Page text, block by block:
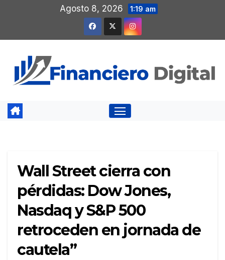
contenido
Agosto 8, 2026 1:19 am
Wall Street cierra con
pérdidas: Dow Jones,
Nasdaq y S&P 500
retroceden en jornada de
cautela”